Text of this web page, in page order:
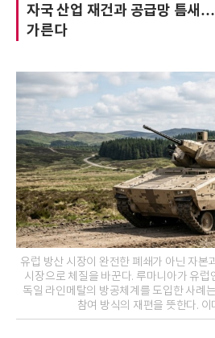
자국 산업 재건과 공급망 틈새
가른다
유럽 방산 시장이 완전한 폐쇄가 아닌 자본
시장으로 체질을 바꾼다. 루마니아가 유럽
독일 라인메탈의 방공체계를 도입한 사례
참여 방식의 재편을 뜻한다.